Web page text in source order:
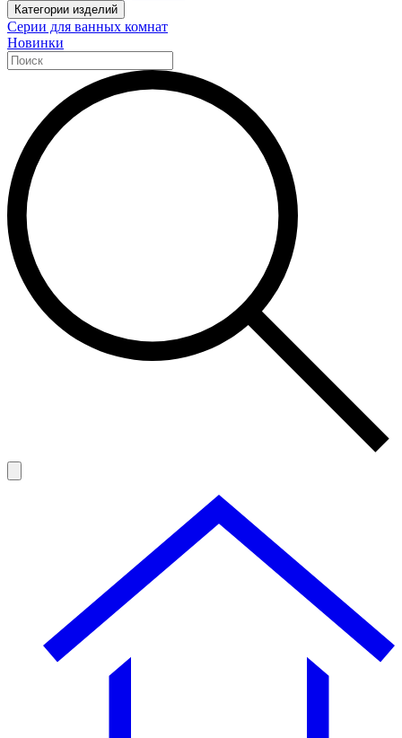
Категории изделий
Серии для ванных комнат
Новинки